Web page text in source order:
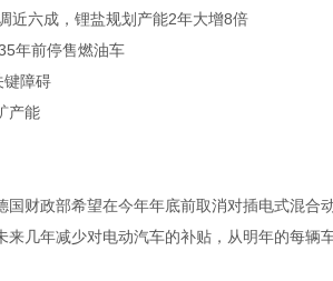
六成，锂盐规划产能2年大增8倍
年前停售燃油车
障碍
产能
政部希望在今年年底前取消对插电式混合
几年减少对电动汽车的补贴，从明年的每辆